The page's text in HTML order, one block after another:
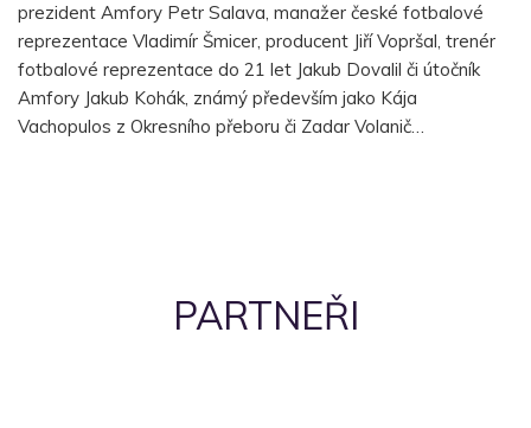
prezident Amfory Petr Salava, manažer české fotbalové
reprezentace Vladimír Šmicer, producent Jiří Vopršal, trenér
fotbalové reprezentace do 21 let Jakub Dovalil či útočník
Amfory Jakub Kohák, známý především jako Kája
Vachopulos z Okresního přeboru či Zadar Volanič…
PARTNEŘI